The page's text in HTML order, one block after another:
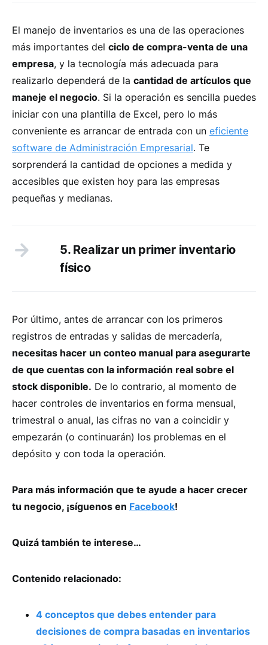
El manejo de inventarios es una de las operaciones
más importantes del ciclo de compra-venta de una
empresa, y la tecnología más adecuada para
realizarlo dependerá de la cantidad de artículos que
maneje el negocio. Si la operación es sencilla puedes
iniciar con una plantilla de Excel, pero lo más
conveniente es arrancar de entrada con un eficiente
software de Administración Empresarial. Te
sorprenderá la cantidad de opciones a medida y
accesibles que existen hoy para las empresas
pequeñas y medianas.
5. Realizar un primer inventario
físico
Por último, antes de arrancar con los primeros
registros de entradas y salidas de mercadería,
necesitas hacer un conteo manual para asegurarte
de que cuentas con la información real sobre el
stock disponible. De lo contrario, al momento de
hacer controles de inventarios en forma mensual,
trimestral o anual, las cifras no van a coincidir y
empezarán (o continuarán) los problemas en el
depósito y con toda la operación.
Para más información que te ayude a hacer crecer
tu negocio, ¡síguenos en Facebook!
Quizá también te interese…
Contenido relacionado:
4 conceptos que debes entender para
decisiones de compra basadas en inventarios